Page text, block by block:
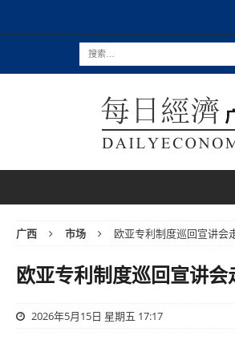
广西 市场 欧亚专利制度巡回宣讲会
欧亚专利制度巡回宣讲会
2026年5月15日 星期五 17:17